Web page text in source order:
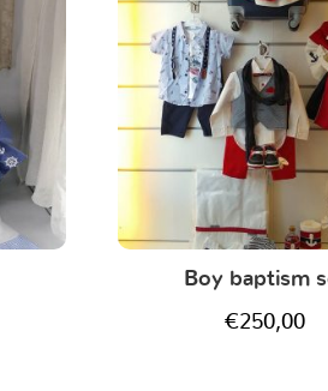
Boy baptism
€250,00